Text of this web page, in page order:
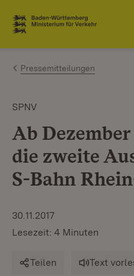
Zum Inhalt springen
Link zur Startseite
Pressemitteilungen
SPNV
Ab
die zweite
S-Bahn
30.11.2017
Lesezeit: 4 Minuten
Teilen Text